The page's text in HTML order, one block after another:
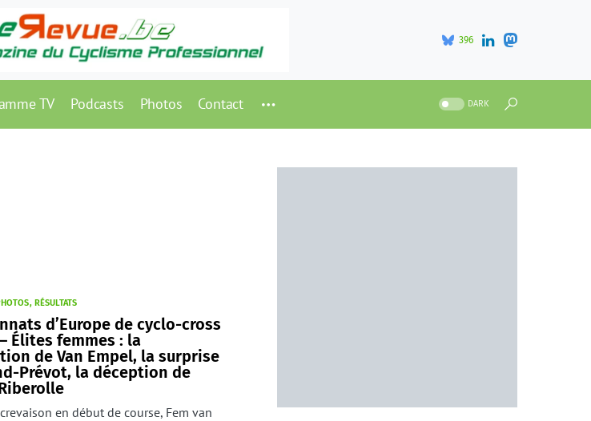
396
TV Podcasts Photos Contact DARK
RÉSULTATS
d’Europe de cyclo-cross
Élites femmes : la
de Van Empel, la surprise
Prévot, la déception de
en début de course, Fem van